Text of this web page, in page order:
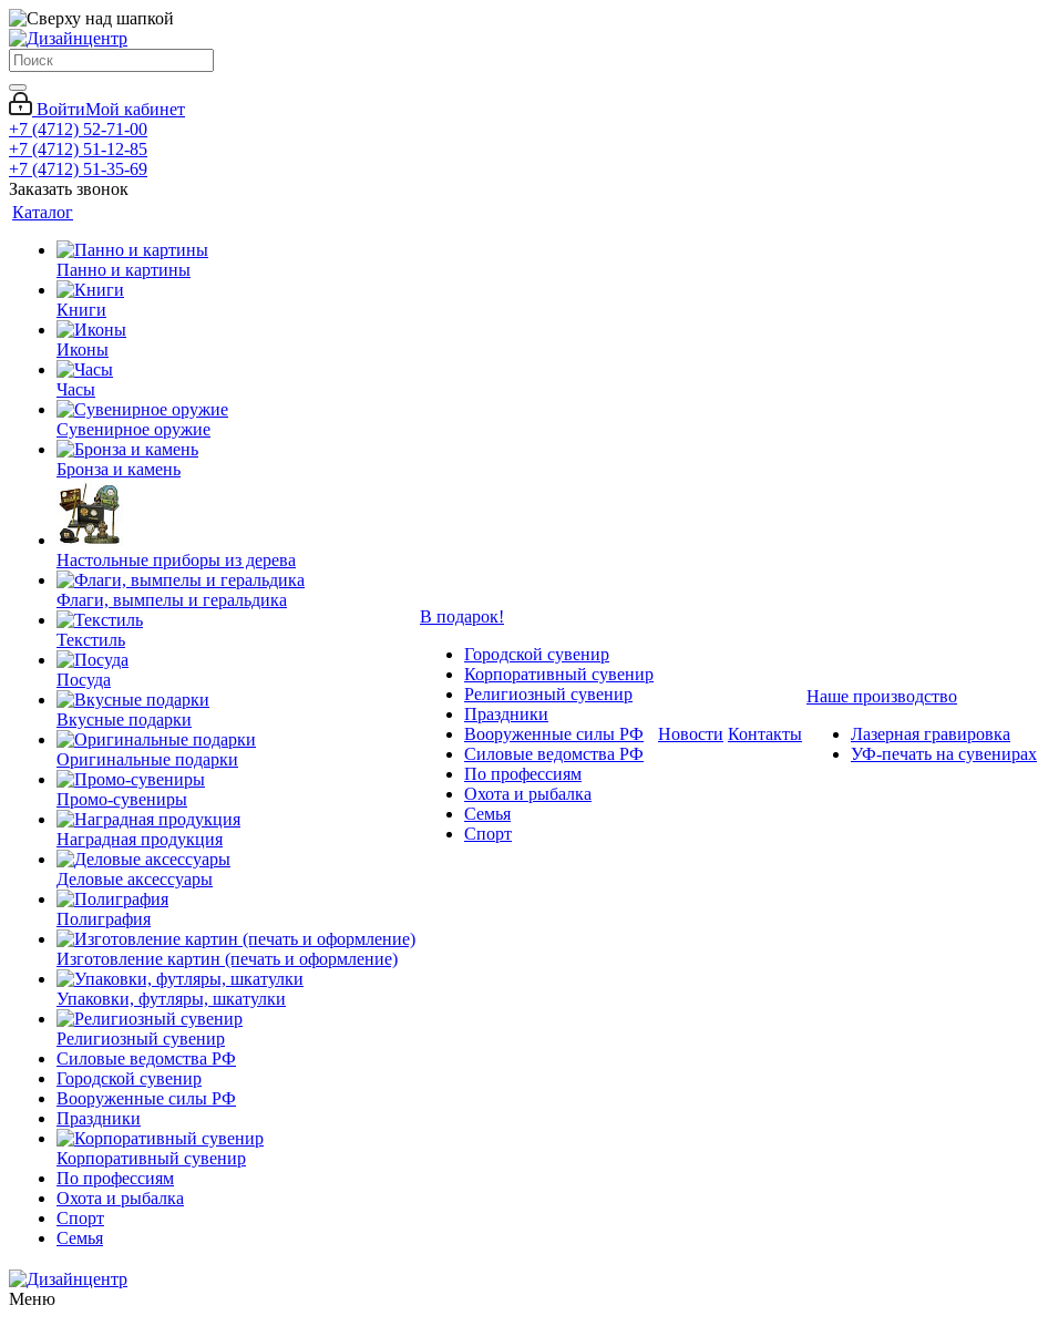
ВойтиМой кабинет
+7 (4712) 52-71-00
+7 (4712) 51-12-85
+7 (4712) 51-35-69
Заказать звонок
Каталог
Панно и картины
Книги
Иконы
Часы
Сувенирное оружие
Бронза и камень
Настольные приборы из дерева
Флаги, вымпелы и геральдика
Текстиль
Посуда
Вкусные подарки
Оригинальные подарки
Промо-сувениры
Наградная продукция
Деловые аксессуары
Полиграфия
Изготовление картин (печать и оформление)
Упаковки, футляры, шкатулки
Религиозный сувенир
Силовые ведомства РФ
Городской сувенир
Вооруженные силы РФ
Праздники
Корпоративный сувенир
По профессиям
Охота и рыбалка
Спорт
Семья
В подарок!
Городской сувенир
Корпоративный сувенир
Религиозный сувенир
Праздники
Вооруженные силы РФ
Силовые ведомства РФ
По профессиям
Охота и рыбалка
Семья
Спорт
Новости Контакты
Наше производство
Лазерная гравировка
УФ-печать на сувенирах
Меню